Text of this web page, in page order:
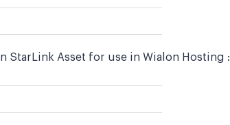
Asset for use in Wialon Hosting :